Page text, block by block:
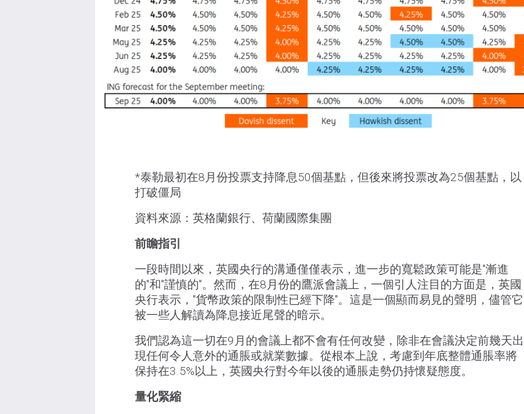
*泰勒最初在8月份投票支持降息50個基點，但後來將投票改為25個基點，以
打破僵局
資料來源：英格蘭銀行、荷蘭國際集團
前瞻指引
一段時間以來，英國央行的溝通僅僅表示，進一步的寬鬆政策可能是"漸進
的"和"謹慎的"。然而，在8月份的鷹派會議上，一個引人注目的方面是，英國
央行表示，"貨幣政策的限制性已經下降"。這是一個顯而易見的聲明，儘管它
被一些人解讀為降息接近尾聲的暗示。
我們認為這一切在9月的會議上都不會有任何改變，除非在會議決定前幾天出
現任何令人意外的通脹或就業數據。從根本上說，考慮到年底整體通脹率將
保持在3.5%以上，英國央行對今年以後的通脹走勢仍持懷疑態度。
量化緊縮